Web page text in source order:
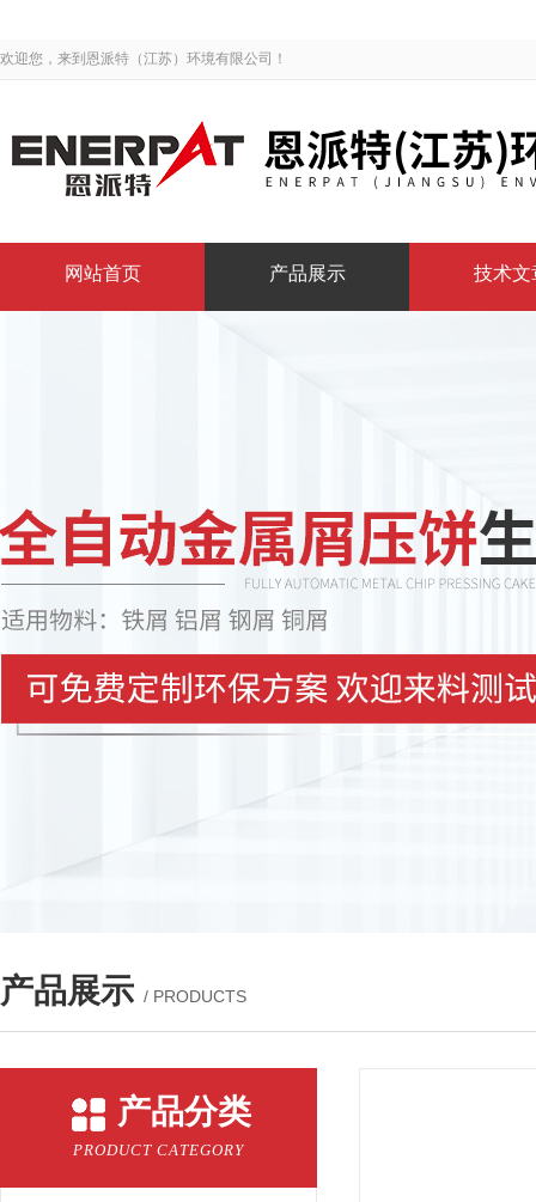
欢迎您，来到恩派特（江苏）环境有限公司！
网站首页 产品展示 技术文
产品展示 / PRODUCTS
产品分类
PRODUCT CATEGORY